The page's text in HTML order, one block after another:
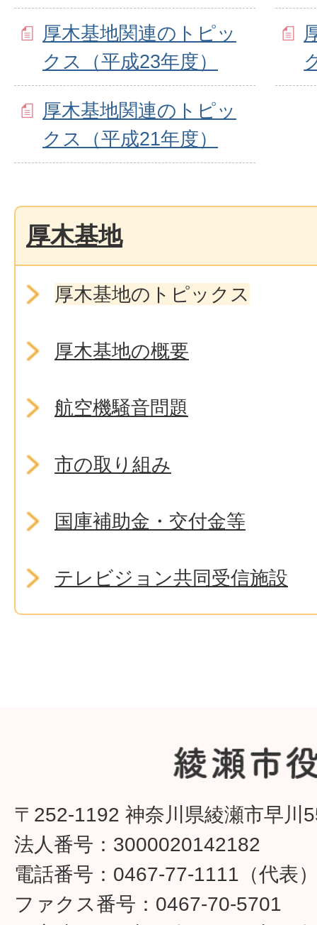
厚木基地関連のトピッ
クス（平成23年度）
厚木基地関連のトピッ
クス（平成21年度）
厚木基地
厚木基地のトピックス
厚木基地の概要
航空機騒音問題
市の取り組み
国庫補助金・交付金等
テレビジョン共同受信施設
〒252-1192 神奈川県綾瀬市早川
法人番号：3000020142182
電話番号：0467-77-1111（代表
ファクス番号：0467-70-5701